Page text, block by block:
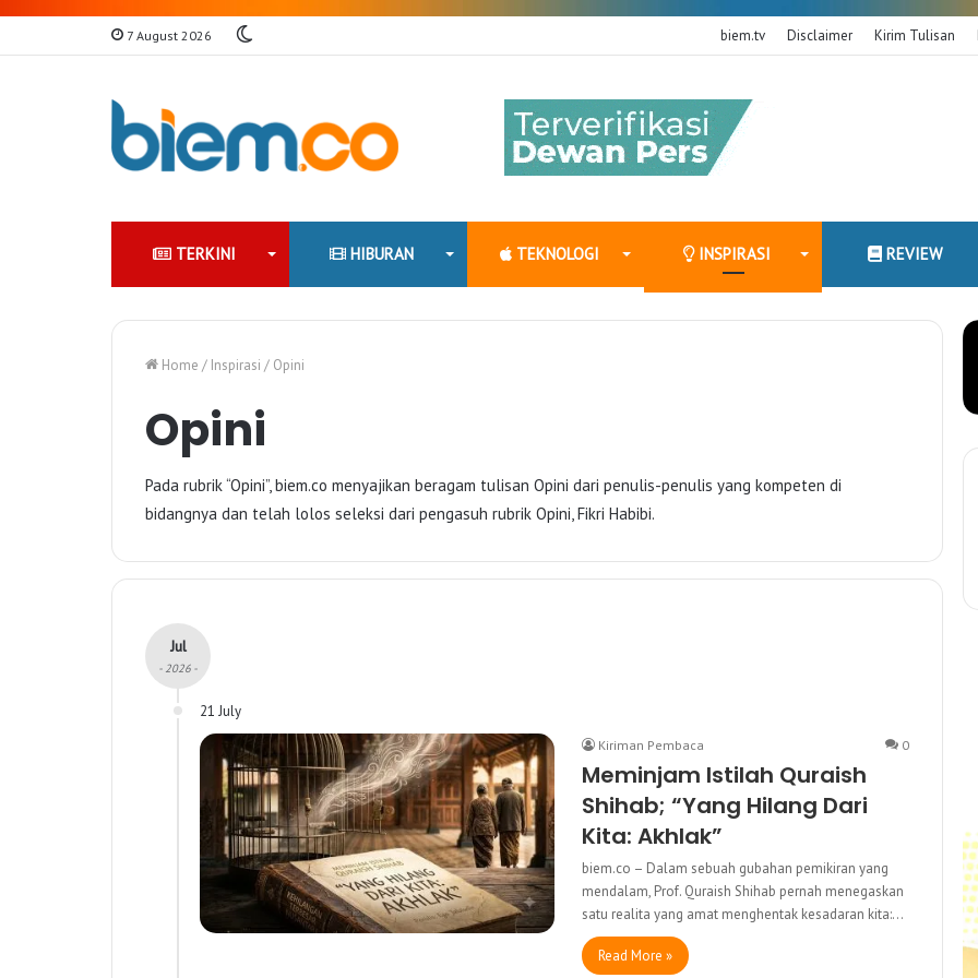
7 August 2026 biem.tv Disclaimer Kirim Tulisan
TERKINI HIBURAN TEKNOLOGI INSPIRASI REVIEW
Home / Inspirasi / Opini
Opini
Pada rubrik “Opini”, biem.co menyajikan beragam tulisan Opini dari penulis-penulis yang kompeten di
bidangnya dan telah lolos seleksi dari pengasuh rubrik Opini, Fikri Habibi.
Jul
- 2026 -
21 July
Kiriman Pembaca 0
Meminjam Istilah Quraish
Shihab; “Yang Hilang Dari
Kita: Akhlak”
biem.co – Dalam sebuah gubahan pemikiran yang
mendalam, Prof. Quraish Shihab pernah menegaskan
satu realita yang amat menghentak kesadaran kita:…
Read More »